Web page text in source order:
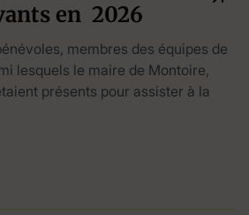
en 2026
membres des équipes de
lesquels le maire de Montoire,
présents pour assister à la